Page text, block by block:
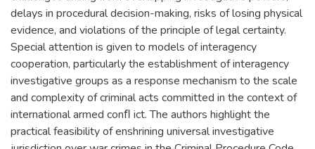
delays in procedural decision-making, risks of losing physical
evidence, and violations of the principle of legal certainty.
Special attention is given to models of interagency
cooperation, particularly the establishment of interagency
investigative groups as a response mechanism to the scale
and complexity of criminal acts committed in the context of
international armed conﬂ ict. The authors highlight the
practical feasibility of enshrining universal investigative